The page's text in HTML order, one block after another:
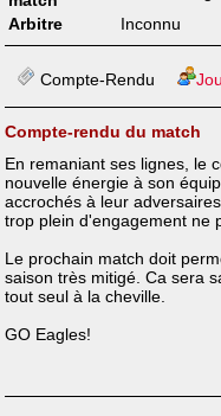
Arbitre
Inconnu
Compte-Rendu
Compte-rendu du match
En remaniant ses lignes, le
nouvelle énergie à son
accrochés à leur
trop plein d'engagement ne
Le prochain match doit
saison très mitigé. Ca sera
tout seul à la cheville.
GO Eagles!